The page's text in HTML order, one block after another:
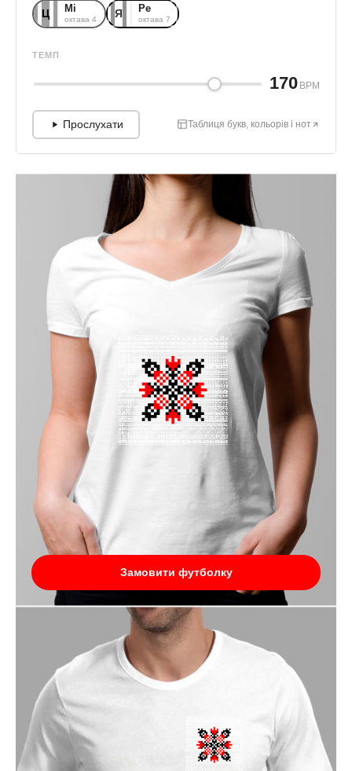
Замовити футболку
Ц Мі
октава 4 Я Ре
октава 7
ТЕМП
170 BPM
Прослухати Таблиця букв, кольорів і нот